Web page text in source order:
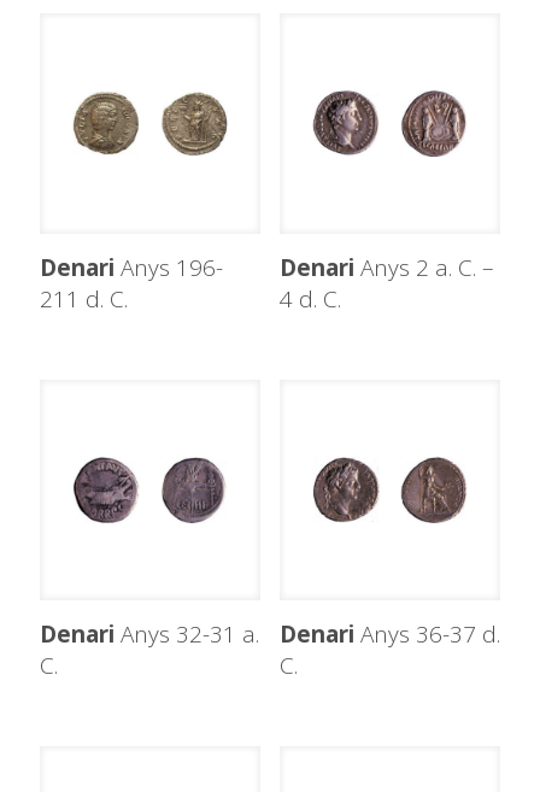
Denari Anys 196-
211 d. C.
Denari Anys 2 a. C. –
4 d. C.
Denari Anys 32-31 a.
C.
Denari Anys 36-37 d.
C.